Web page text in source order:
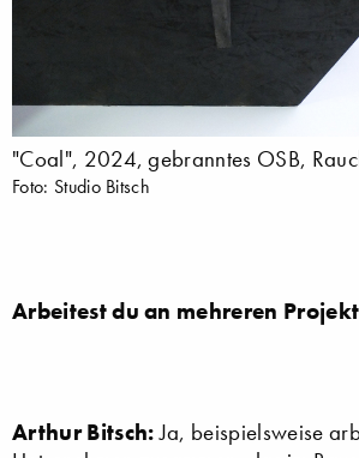
"Coal", 2024, gebranntes OSB,
Foto: Studio Bitsch
Arbeitest du an mehreren
Arthur Bitsch:Ja, beispielsweise